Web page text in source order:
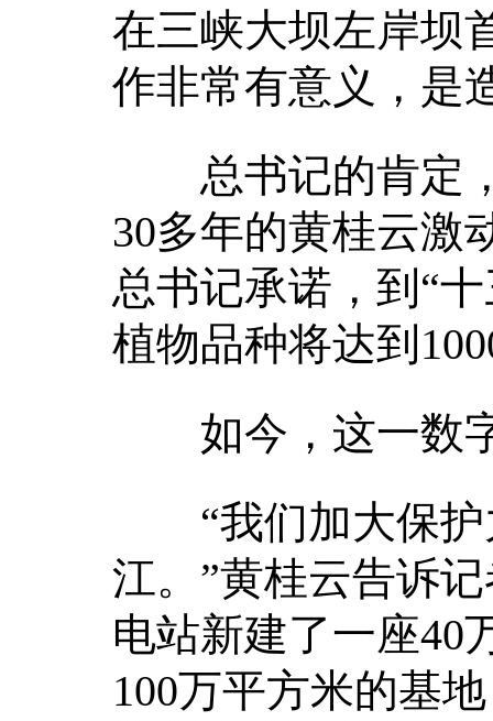
在三峡大坝左岸坝
作非常有意义，是
总书记的肯定，
30多年的黄桂云激
总书记承诺，到“
植物品种将达到
如今，这一数字
“我们加大保护
江。”黄桂云告诉
电站新建了一座40
100万平方米的基